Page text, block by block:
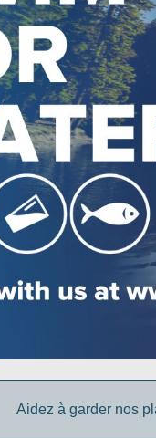
Aidez à garder nos